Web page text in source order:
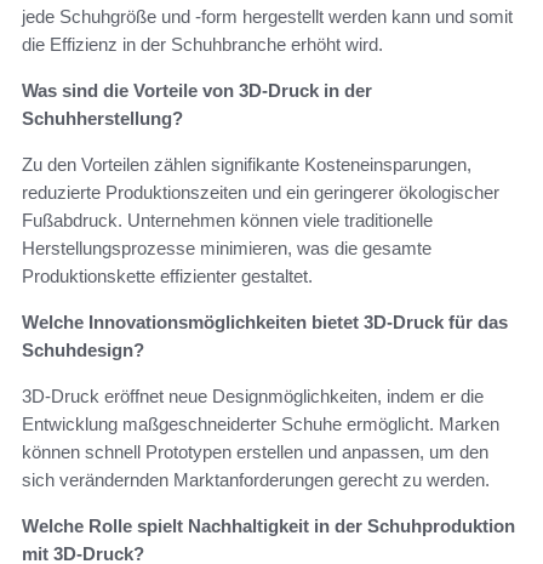
jede Schuhgröße und -form hergestellt werden kann und somit
die Effizienz in der Schuhbranche erhöht wird.
Was sind die Vorteile von 3D-Druck in der
Schuhherstellung?
Zu den Vorteilen zählen signifikante Kosteneinsparungen,
reduzierte Produktionszeiten und ein geringerer ökologischer
Fußabdruck. Unternehmen können viele traditionelle
Herstellungsprozesse minimieren, was die gesamte
Produktionskette effizienter gestaltet.
Welche Innovationsmöglichkeiten bietet 3D-Druck für das
Schuhdesign?
3D-Druck eröffnet neue Designmöglichkeiten, indem er die
Entwicklung maßgeschneiderter Schuhe ermöglicht. Marken
können schnell Prototypen erstellen und anpassen, um den
sich verändernden Marktanforderungen gerecht zu werden.
Welche Rolle spielt Nachhaltigkeit in der Schuhproduktion
mit 3D-Druck?